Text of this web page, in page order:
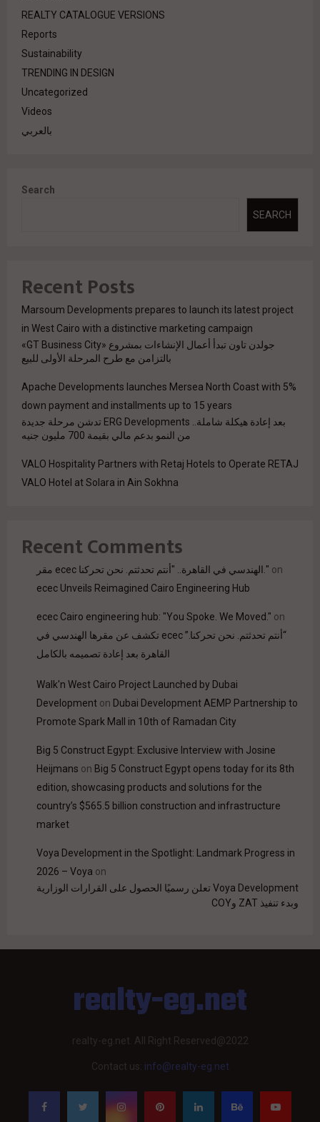
REALTY CATALOGUE VERSIONS
Reports
Sustainability
TRENDING IN DESIGN
Uncategorized
Videos
بالعربي
Search
SEARCH
Recent Posts
Marsoum Developments prepares to launch its latest project
in West Cairo with a distinctive marketing campaign
جولدن تاون تبدأ أعمال الإنشاءات بمشروع «GT Business City»
بالتزامن مع طرح المرحلة الأولى للبيع
Apache Developments launches Mersea North Coast with 5%
down payment and installments up to 15 years
بعد إعادة هيكلة شاملة.. ERG Developments تدشن مرحلة جديدة
من النمو بدعم مالي بقيمة 700 مليون جنيه
VALO Hospitality Partners with Retaj Hotels to Operate RETAJ
VALO Hotel at Solara in Ain Sokhna
Recent Comments
مقر ecec الهندسي في القاهرة.. "أنتم تحدثتم. نحن تحركنا." on
ecec Unveils Reimagined Cairo Engineering Hub
ecec Cairo engineering hub: "You Spoke. We Moved." on
“أنتم تحدثتم. نحن تحركنا.” ecec تكشف عن مقرها الهندسي في
القاهرة بعد إعادة تصميمه بالكامل
Walk'n West Cairo Project Launched by Dubai
Development on Dubai Development AEMP Partnership to
Promote Spark Mall in 10th of Ramadan City
Big 5 Construct Egypt: Exclusive Interview with Josine
Heijmans on Big 5 Construct Egypt opens today for its 8th
edition, showcasing products and solutions for the
country’s $565.5 billion construction and infrastructure
market
Voya Development in the Spotlight: Landmark Progress in
2026 – Voya on
Voya Development تعلن رسميًا الحصول على القرارات الوزارية
وبدء تنفيذ ZAT وCOY
realty-eg.net
realty-eg.net. All Right Reserved@2022
Contact us: info@realty-eg.net